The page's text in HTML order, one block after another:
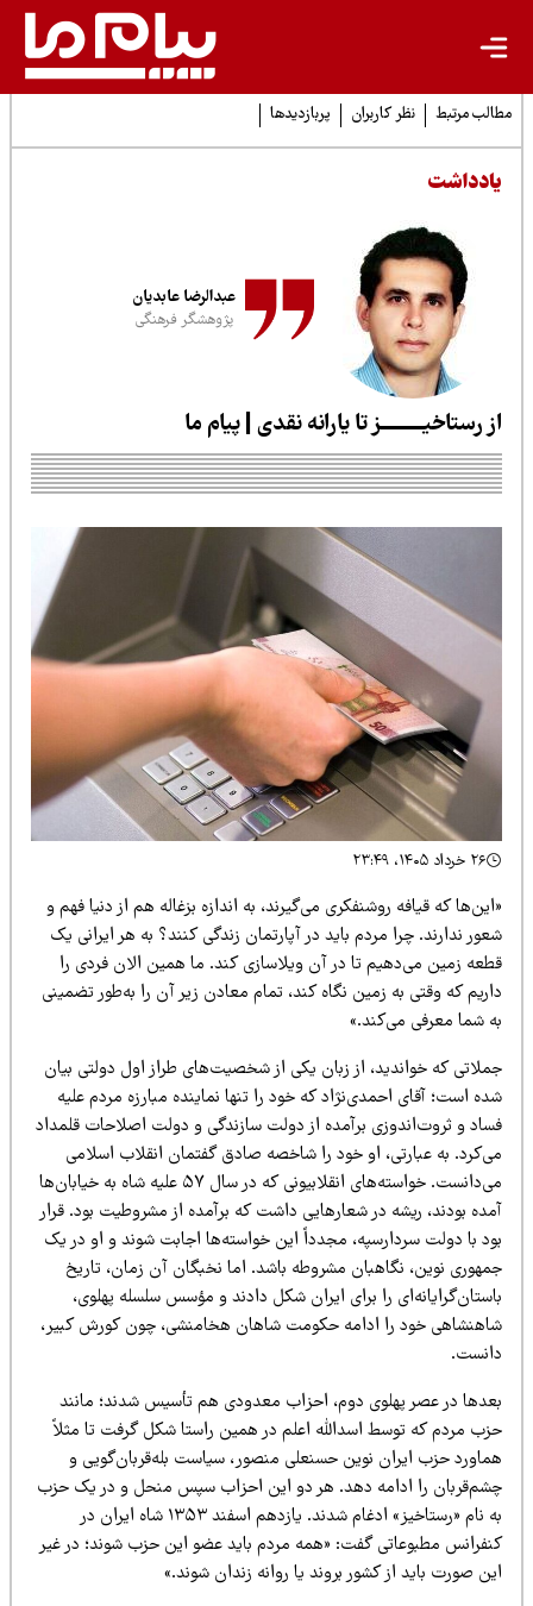
مرتبط نظر کاربران پربازدیدها
عبدالرضا عابدیان
پژوهشگر فرهنگی
رستاخیـــــــــز تا یارانه نقدی | پیام ما
که قیافه روشنفکری می‌گیرند، به اندازه بزغاله هم از دنیا فهم و
ندارند. چرا مردم باید در آپارتمان زندگی کنند؟ به هر ایرانی یک
زمین می‌دهیم تا در آن ویلاسازی کند. ما همین الان فردی را
که وقتی به زمین نگاه کند، تمام معادن زیر آن را به‌طور تضمینی
شما معرفی می‌کند.»
که خواندید، از زبان یکی از شخصیت‌های طراز اول دولتی بیان
است؛ آقای احمدی‌نژاد که خود را تنها نماینده مبارزه مردم علیه
و ثروت‌اندوزی برآمده از دولت سازندگی و دولت اصلاحات قلمداد
به عبارتی، او خود را شاخصه صادق گفتمان انقلاب اسلامی
می‌دانست. خواسته‌های انقلابیونی که در سال ۵۷ علیه شاه به خیابان‌ها
بودند، ریشه در شعارهایی داشت که برآمده از مشروطیت بود. قرار
با دولت سردارسپه، مجدداً این خواسته‌ها اجابت شوند و او در یک
نوین، نگاهبان مشروطه باشد. اما نخبگان آن زمان، تاریخ
را برای ایران شکل دادند و مؤسس سلسله پهلوی،
خود را ادامه حکومت شاهان هخامنشی، چون کورش کبیر،
در عصر پهلوی دوم، احزاب معدودی هم تأسیس شدند؛ مانند
مردم که توسط اسدالله اعلم در همین راستا شکل گرفت تا مثلاً
حزب ایران نوین حسنعلی منصور، سیاست بله‌قربان‌گویی و
را ادامه دهد. هر دو این احزاب سپس منحل و در یک حزب
به نام «رستاخیز» ادغام شدند. یازدهم اسفند ۱۳۵۳ شاه ایران در
مطبوعاتی گفت: «همه مردم باید عضو این حزب شوند؛ در غیر
صورت باید از کشور بروند یا روانه زندان شوند.»